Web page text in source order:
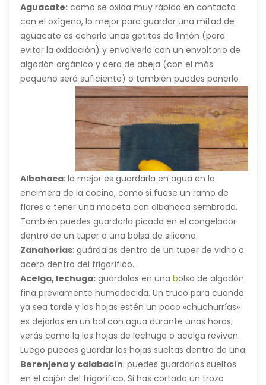
Aguacate: como se oxida muy rápido en contacto
con el oxígeno, lo mejor para guardar una mitad de
aguacate es echarle unas gotitas de limón (para
evitar la oxidación) y envolverlo con un envoltorio de
algodón orgánico y cera de abeja (con el más
pequeño será suficiente) o también puedes ponerlo
boca-abajo en un tuper, frasco de cristal o acero
Plátanos: lo mejor es guardarlos en el frutero lejos de
frutas que desprenden etileno como las manzanas. Si
se maduran puedes congelarlos y hacer
un batido.Antes de congelarlos pélalos y pártelos en
trozos (así será más fácil batirlos). ¿Congelar sin
plástico? En este post te contamos cómo.
Albahaca: lo mejor es guardarla en agua en la
encimera de la cocina, como si fuese un ramo de
flores o tener una maceta con albahaca sembrada.
También puedes guardarla picada en el congelador
dentro de un tuper o una bolsa de silicona.
Zanahorias: guárdalas dentro de un tuper de vidrio o
acero dentro del frigorífico.
Acelga, lechuga: guárdalas en una bolsa de algodón
fina previamente humedecida. Un truco para cuando
ya sea tarde y las hojas estén un poco «chuchurrías»
es dejarlas en un bol con agua durante unas horas,
verás como la las hojas de lechuga o acelga reviven.
Luego puedes guardar las hojas sueltas dentro de una
tuper.
Berenjena y calabacín: puedes guardarlos sueltos
en el cajón del frigorífico. Si has cortado un trozo